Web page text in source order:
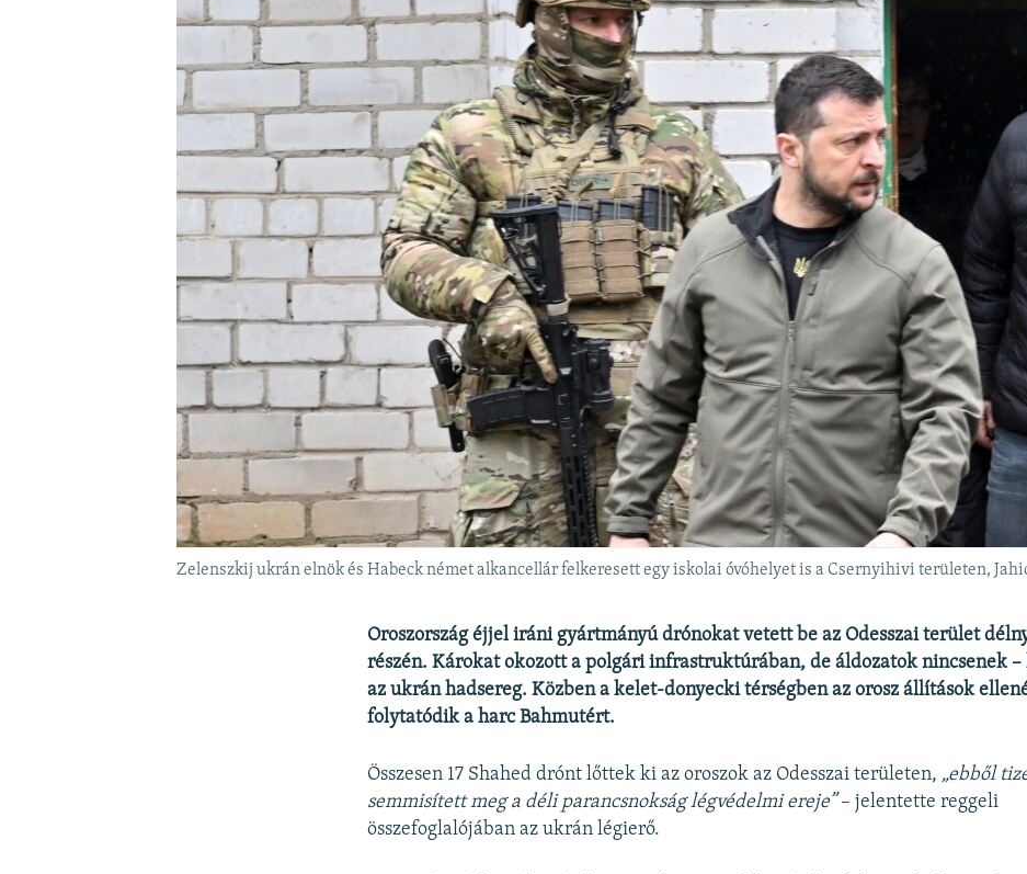
A MÚLT TANULSÁGAI
Zelenszkij ukrán elnök és Habeck német alkancellár felkeresett egy iskolai óvóhelyet is a Csernyihivi területen,
Oroszország éjjel iráni gyártmányú drónokat vetett be az Odesszai terület
részén. Károkat okozott a polgári infrastruktúrában, de áldozatok nincsenek –
az ukrán hadsereg. Közben a kelet-donyecki térségben az orosz állítások
folytatódik a harc Bahmutért.
Összesen 17 Shahed drónt lőttek ki az oroszok az Odesszai területen, „ebből
semmisített meg a déli parancsnokság légvédelmi ereje”– jelentette reggeli
összefoglalójában az ukrán légierő.